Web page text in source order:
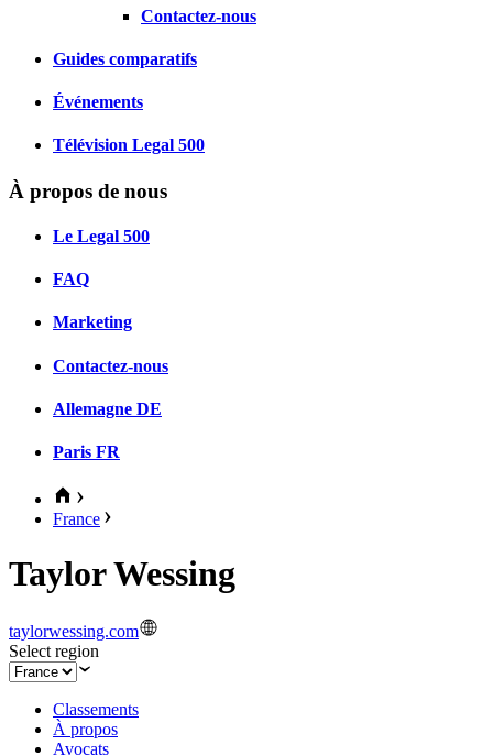
Contactez-nous
Guides comparatifs
Événements
Télévision Legal 500
À propos de nous
Le Legal 500
FAQ
Marketing
Contactez-nous
Allemagne DE
Paris FR
France
Taylor Wessing
taylorwessing.com
Select region
Classements
À propos
Avocats